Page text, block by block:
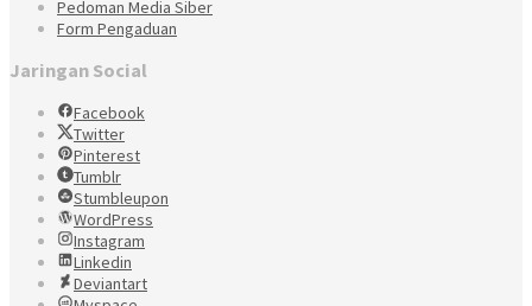
Pedoman Media Siber
Form Pengaduan
Jaringan Social
Facebook
Twitter
Pinterest
Tumblr
Stumbleupon
WordPress
Instagram
Linkedin
Deviantart